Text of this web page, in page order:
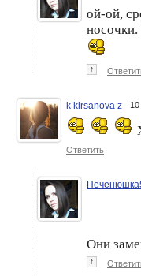
ой-ой,
↑
k kirsanova z
Ответить
Они
↑